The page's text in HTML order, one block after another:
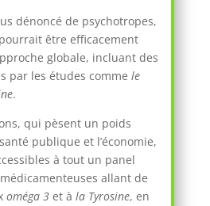
dénoncé de psychotropes,
être efficacement
globale, incluant des
par les études comme le
.
qui pèsent un poids
publique et l’économie,
à tout un panel
allant de
oméga 3et à la Tyrosine, en